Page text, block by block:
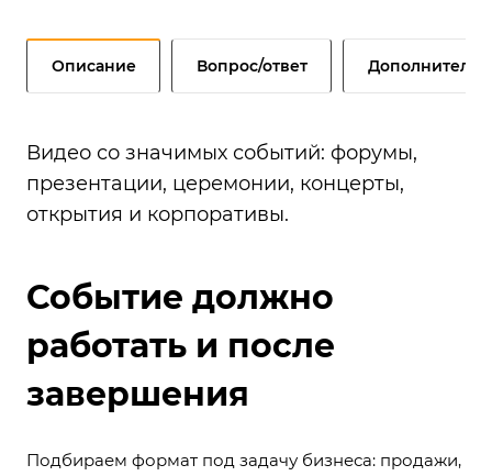
Описание Вопрос/ответ
Видео со значимых событий: форумы,
презентации, церемонии, концерты,
открытия и корпоративы.
Событие должно
работать и после
завершения
Подбираем формат под задачу бизнеса: продажи,